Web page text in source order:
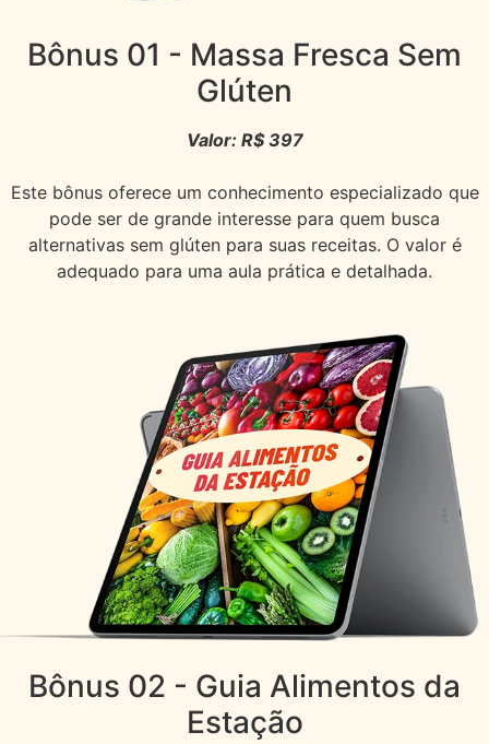
Bônus 01 - Massa Fresca Sem
Glúten
Valor: R$ 397
Este bônus oferece um conhecimento especializado que
pode ser de grande interesse para quem busca
alternativas sem glúten para suas receitas. O valor é
adequado para uma aula prática e detalhada.
Bônus 02 - Guia Alimentos da
Estação